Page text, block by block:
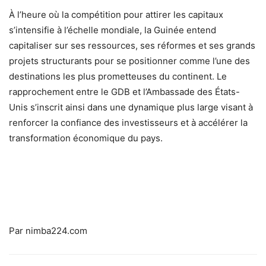
À l’heure où la compétition pour attirer les capitaux
s’intensifie à l’échelle mondiale, la Guinée entend
capitaliser sur ses ressources, ses réformes et ses grands
projets structurants pour se positionner comme l’une des
destinations les plus prometteuses du continent. Le
rapprochement entre le GDB et l’Ambassade des États-
Unis s’inscrit ainsi dans une dynamique plus large visant à
renforcer la confiance des investisseurs et à accélérer la
transformation économique du pays.
Par nimba224.com